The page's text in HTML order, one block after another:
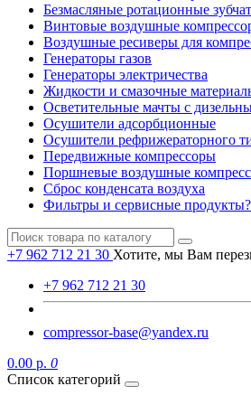
Безмасляные ротационные
Винтовые воздушные
Воздушные ресиверы для
Генераторы газов
Генераторы электричества
Жидкости и смазочные
Осветительные мачты с
Осушители адсорбционные
Осушители рефрижераторного
Передвижные компрессоры
Поршневые воздушные
Сброс конденсата воздуха
Фильтры и сервисные продукты?
+7 962 712 21 30 Хотите, мы Вам
+7 962 712 21 30
compressor-base@yandex.ru
0.00 р. 0
Список категорий